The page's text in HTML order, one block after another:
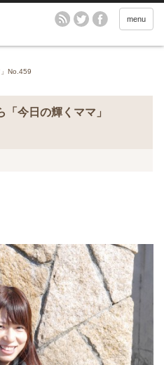
menu
No.459
今日の輝くママ」